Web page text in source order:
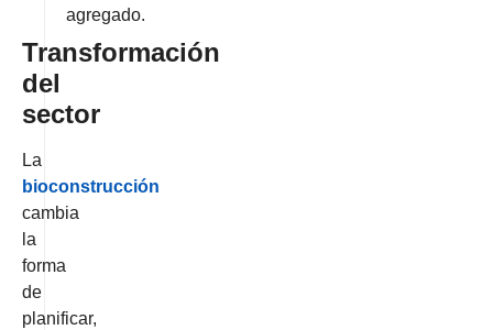
agregado.
Transformación
del
sector
La
bioconstrucción
cambia
la
forma
de
planificar,